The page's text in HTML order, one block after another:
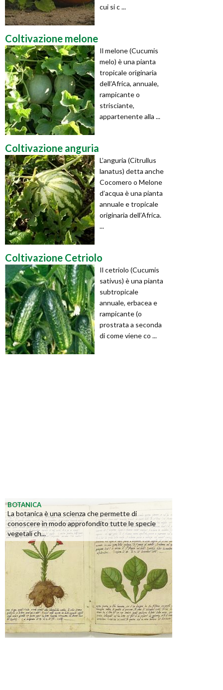
cui si c ...
Coltivazione melone
Il melone (Cucumis
melo) è una pianta
tropicale originaria
dell’Africa, annuale,
rampicante o
strisciante,
appartenente alla ...
Coltivazione anguria
L’anguria (Citrullus
lanatus) detta anche
Cocomero o Melone
d’acqua è una pianta
annuale e tropicale
originaria dell’Africa.
...
Coltivazione Cetriolo
Il cetriolo (Cucumis
sativus) è una pianta
subtropicale
annuale, erbacea e
rampicante (o
prostrata a seconda
di come viene co ...
BOTANICA
La botanica è una scienza che permette di
conoscere in modo approfondito tutte le specie
vegetali ch...